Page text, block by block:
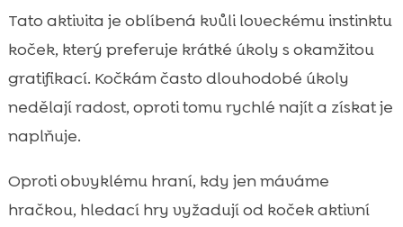
Tato aktivita je oblíbená kvůli loveckému instinktu
koček, který preferuje krátké úkoly s okamžitou
gratifikací. Kočkám často dlouhodobé úkoly
nedělají radost, oproti tomu rychlé najít a získat je
naplňuje.
Oproti obvyklému hraní, kdy jen máváme
hračkou, hledací hry vyžadují od koček aktivní